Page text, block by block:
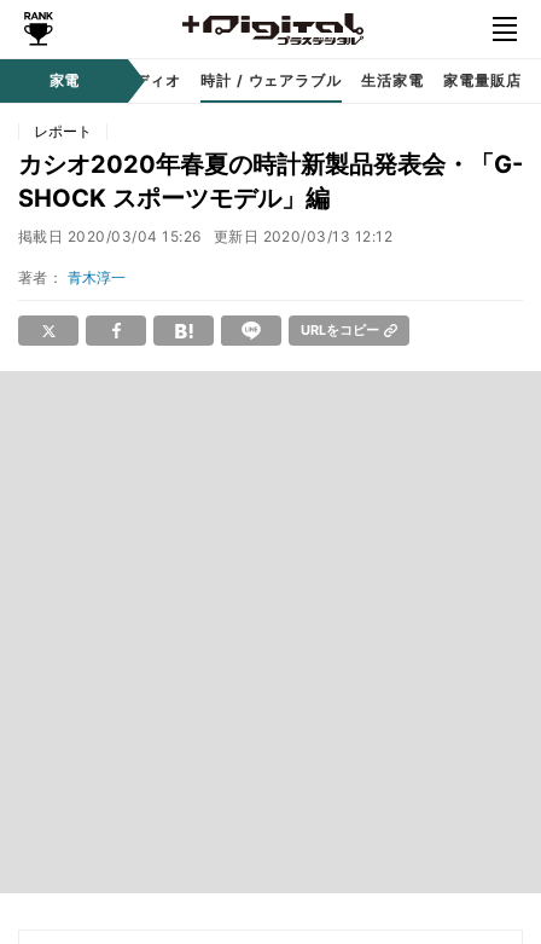
家電
サウンド / オーディオ 時計 / ウェアラブル 生活家電 家電量販店
レポート
カシオ2020年春夏の時計新製品発表会・「G-
SHOCK スポーツモデル」編
掲載日 2020/03/04 15:26 更新日 2020/03/13 12:12
著者： 青木淳一
URLをコピー